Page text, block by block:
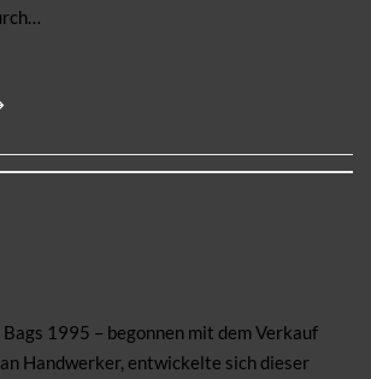
1995 – begonnen mit dem Verkauf
Handwerker, entwickelte sich dieser